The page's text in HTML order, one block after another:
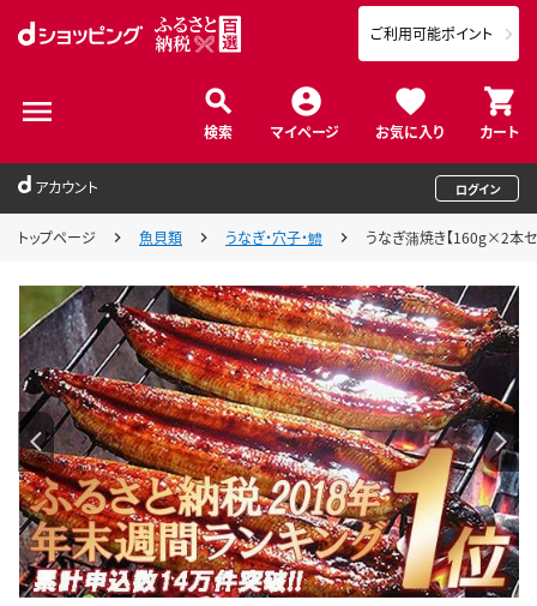
検索 マイページ お気に入り カート
ご利用可能ポイント
アカウント ログイン
トップページ 魚貝類 うなぎ・穴子・鱧 うなぎ蒲焼き【160g×2本セ